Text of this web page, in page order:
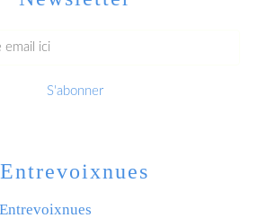
Entrevoixnues